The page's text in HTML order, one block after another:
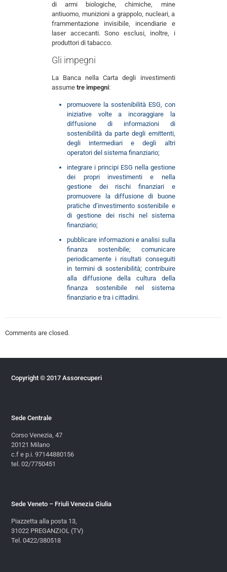
di armi biologiche, chimiche, mine
antiuomo, munizioni a grappolo, nucleari, a
frammentazione invisibile, incendiarie e
laser accecanti. Sono esclusi, inoltre, i
produttori di tabacco.
Gli impegni
La Banca nella Carta degli investimenti
assumetre impegni:
promuovere la sostenibilità ESG, con
iniziative volte a incoraggiare la
diffusione di informazioni di
sostenibilità da parte degli emittenti,
degli intermediari e degli altri
operatori del sistema finanziario;
integrare i principi ESG nella gestione
dei propri investimenti e nella
gestione dei rischi finanziari e
promuovere la diffusione di buone
pratiche d’investimento sostenibile e
di gestione dei rischi nel sistema
finanziario;
pubblicare informazioni e analisi sulla
finanza sostenibile; comunicare
periodicamente i risultati conseguiti
in termini di sostenibilità; contribuire
alla diffusione della cultura della
finanza sostenibile nel sistema
finanziario e tra i cittadini.
Comments are closed.
Copyright © 2017 Assorecuperi
Sede Centrale
Corso Venezia, 47
20121 Milano
c.f e p.i. 97144880156
tel. 02/7750451
Sede Veneto – Friuli Venezia Giulia
Piazzetta alla posta 13,
31022 PREGANZIOL (TV)
Tel. 0422/380518